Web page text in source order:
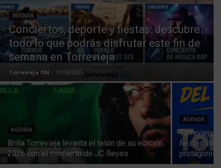
AGENDA
Conciertos, deporte y fiestas: descubre
todo lo que podrás disfrutar este fin de
semana en Torrevieja
Torrevieja ON - 07/08/2026
AGENDA
Brilla Torrevieja levanta el telón de su edición
2026 con el concierto de JC Reyes
AGENDA
Torrevieja
fiestas con